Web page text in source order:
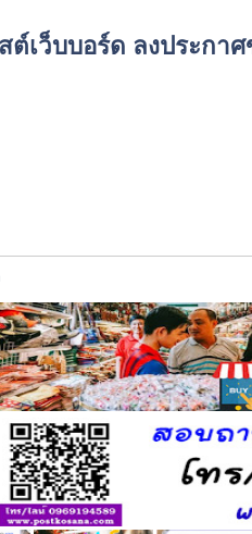
ต์เว็บบอร์ด ลงประกา